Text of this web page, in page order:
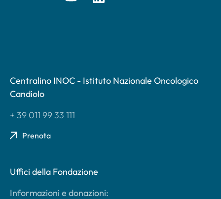
Centralino INOC - Istituto Nazionale Oncologico
Candiolo
+ 39 011 99 33 111
Prenota
Uffici della Fondazione
Informazioni e donazioni: